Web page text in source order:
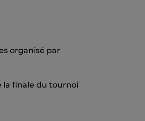
organisé par
la finale du tournoi